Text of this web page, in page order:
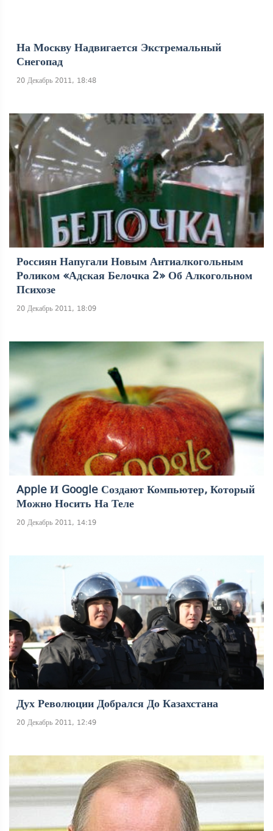
На Москву Надвигается Экстремальный
Снегопад
20 Декабрь 2011, 18:48
Россиян Напугали Новым Антиалкогольным
Роликом «Адская Белочка 2» Об Алкогольном
Психозе
20 Декабрь 2011, 18:09
Apple И Google Создают Компьютер, Который
Можно Носить На Теле
20 Декабрь 2011, 14:19
Дух Революции Добрался До Казахстана
20 Декабрь 2011, 12:49